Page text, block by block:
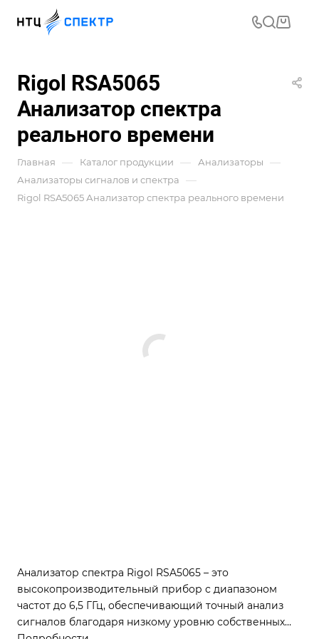
Rigol RSA5065
Анализатор спектра
реального времени
Главная — Каталог продукции — Анализаторы —
Анализаторы сигналов и спектра —
Rigol RSA5065 Анализатор спектра реального времени
Анализатор спектра Rigol RSA5065 – это
высокопроизводительный прибор с диапазоном
частот до 6,5 ГГц, обеспечивающий точный анализ
сигналов благодаря низкому уровню собственных